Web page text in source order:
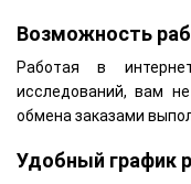
Возможность
Работая в
исследований, вам
обмена заказами
Удобный график